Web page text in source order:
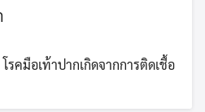
รคมือเท้าปากเกิดจากการติดเชื้อ